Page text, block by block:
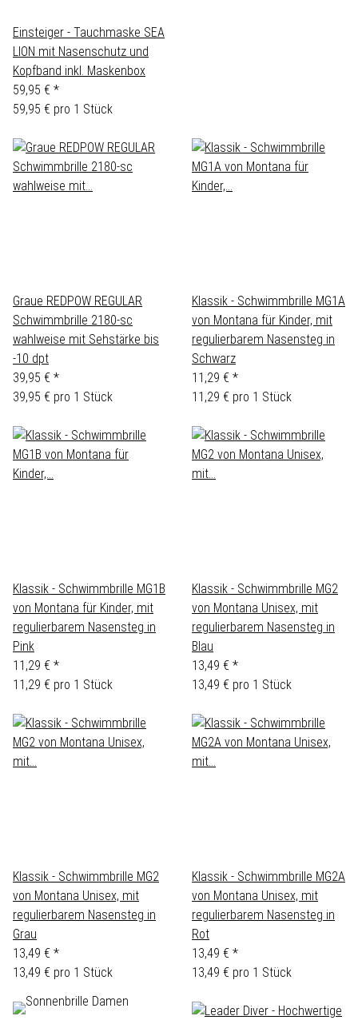
Einsteiger - Tauchmaske SEA
LION mit Nasenschutz und
Kopfband inkl. Maskenbox
59,95 € *
59,95 € pro 1 Stück
Graue REDPOW REGULAR
Schwimmbrille 2180-sc
wahlweise mit Sehstärke bis
-10 dpt
39,95 € *
39,95 € pro 1 Stück
Klassik - Schwimmbrille MG1A
von Montana für Kinder, mit
regulierbarem Nasensteg in
Schwarz
11,29 € *
11,29 € pro 1 Stück
Klassik - Schwimmbrille MG1B
von Montana für Kinder, mit
regulierbarem Nasensteg in
Pink
11,29 € *
11,29 € pro 1 Stück
Klassik - Schwimmbrille MG2
von Montana Unisex, mit
regulierbarem Nasensteg in
Blau
13,49 € *
13,49 € pro 1 Stück
Klassik - Schwimmbrille MG2
von Montana Unisex, mit
regulierbarem Nasensteg in
Grau
13,49 € *
13,49 € pro 1 Stück
Klassik - Schwimmbrille MG2A
von Montana Unisex, mit
regulierbarem Nasensteg in
Rot
13,49 € *
13,49 € pro 1 Stück